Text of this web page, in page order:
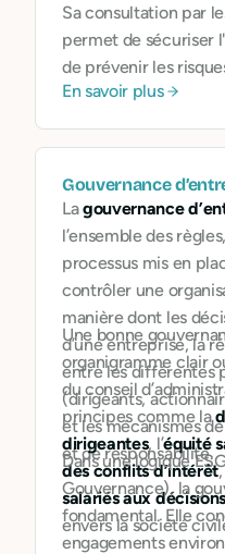
Sa consultation par
permet de sécuriser
de prévenir les
En savoir plus
Gouvernance
Lagouvernance
l’ensemble des
processus mis en
contrôler une
manière dont les
d’une entreprise, la
entre les différentes
(dirigeants,
et les mécanismes
et de responsabilité.
Une bonne
organigramme clair
du conseil
principes comme la
dirigeantes, l’équité
des conflits d’intérêt
salariés aux décisions
envers la société
Dans une logique
Gouvernance), la
fondamental. Elle
engagements